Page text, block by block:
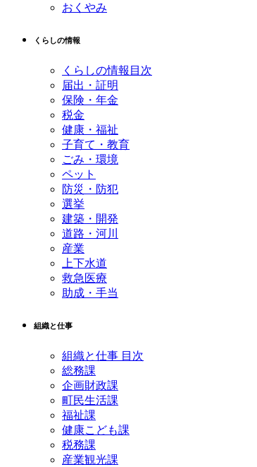
おくやみ
くらしの情報
くらしの情報目次
届出・証明
保険・年金
税金
健康・福祉
子育て・教育
ごみ・環境
ペット
防災・防犯
選挙
建築・開発
道路・河川
産業
上下水道
救急医療
助成・手当
組織と仕事
組織と仕事 目次
総務課
企画財政課
町民生活課
福祉課
健康こども課
税務課
産業観光課